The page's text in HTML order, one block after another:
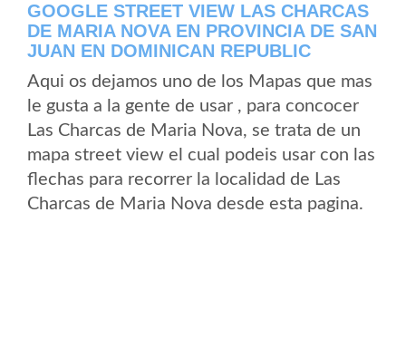
GOOGLE STREET VIEW LAS CHARCAS
DE MARIA NOVA EN PROVINCIA DE SAN
JUAN EN DOMINICAN REPUBLIC
Aqui os dejamos uno de los Mapas que mas
le gusta a la gente de usar , para concocer
Las Charcas de Maria Nova, se trata de un
mapa street view el cual podeis usar con las
flechas para recorrer la localidad de Las
Charcas de Maria Nova desde esta pagina.